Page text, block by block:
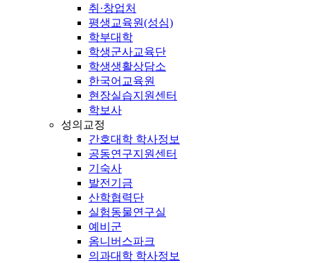
취·창업처
평생교육원(성심)
학부대학
학생군사교육단
학생생활상담소
한국어교육원
현장실습지원센터
학보사
성의교정
간호대학 학사정보
공동연구지원센터
기숙사
발전기금
산학협력단
실험동물연구실
예비군
옴니버스파크
의과대학 학사정보